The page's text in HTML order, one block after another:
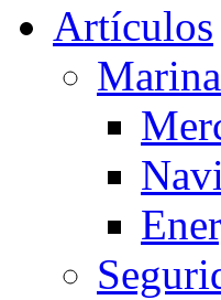
Artículos